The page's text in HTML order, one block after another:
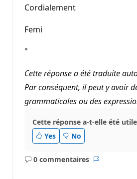
Cordialement
Femi
"
Cette réponse a été traduite
Par conséquent, il peut y avoir
grammaticales ou des
Cette réponse a-t-elle été
Yes
No
0 commentaires
Aucun